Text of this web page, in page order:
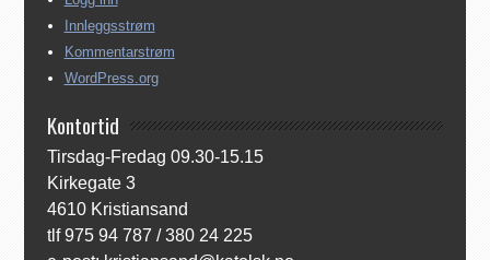
Innleggsstrøm
Kommentarstrøm
WordPress.org
Kontortid
Tirsdag-Fredag 09.30-15.15
Kirkegate 3
4610 Kristiansand
tlf 975 94 787 / 380 24 225